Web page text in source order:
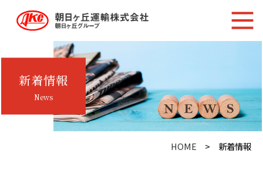
新着情報
News
HOME > 新着情報